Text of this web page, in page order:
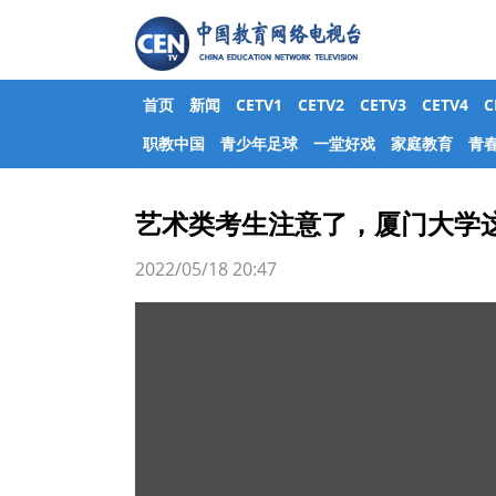
首页 新闻 CETV1 CETV2 CETV3 CETV4
职教中国
青少年足球 一堂好戏 家庭教育 青
艺术类考生注意了，厦门大
2022/05/18 20:47